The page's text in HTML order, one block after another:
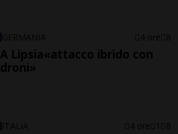
GERMANIA 4 ore 8
A Lipsia«attacco ibrido con
droni»
ITALIA 4 ore 1 8